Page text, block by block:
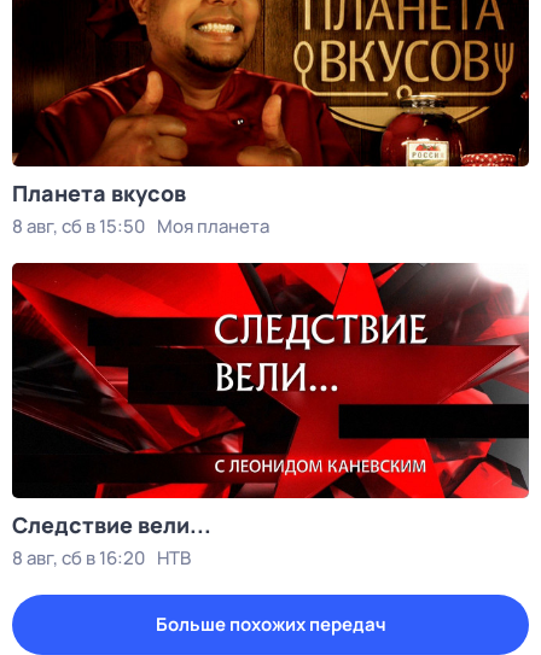
Планета вкусов
8 авг, сб в 15:50 Моя планета
Следствие вели...
8 авг, сб в 16:20 НТВ
Больше похожих передач